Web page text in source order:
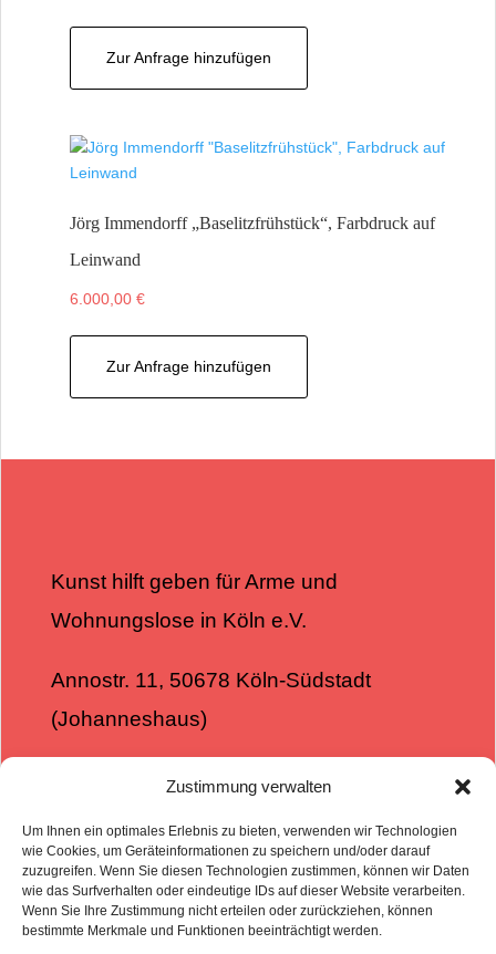
Zustimmung verwalten
Um Ihnen ein optimales Erlebnis zu bieten, verwenden wir Technologien
wie Cookies, um Geräteinformationen zu speichern und/oder darauf
zuzugreifen. Wenn Sie diesen Technologien zustimmen, können wir Daten
wie das Surfverhalten oder eindeutige IDs auf dieser Website verarbeiten.
Wenn Sie Ihre Zustimmung nicht erteilen oder zurückziehen, können
bestimmte Merkmale und Funktionen beeinträchtigt werden.
Zur Anfrage hinzufügen
Jörg Immendorff „Baselitzfrühstück“, Farbdruck auf
Leinwand
6.000,00€
Zur Anfrage hinzufügen
Kunst hilft geben für Arme und
Wohnungslose in Köln e.V.
Annostr. 11, 50678 Köln-Südstadt
(Johanneshaus)
0151 – 42815196
www.kunst-hilft-geben.de